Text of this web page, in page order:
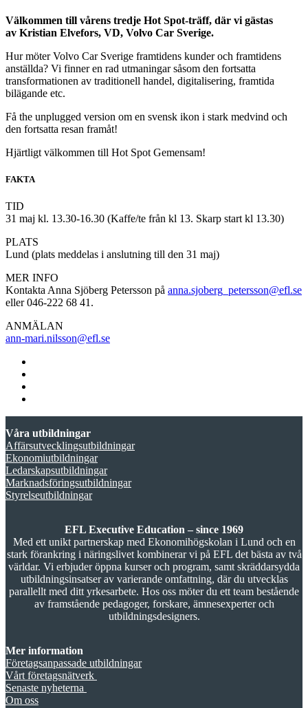
Välkommen till vårens tredje Hot Spot-träff, där vi gästas
av Kristian Elvefors, VD, Volvo Car Sverige.
Hur möter Volvo Car Sverige framtidens kunder och framtidens
anställda? Vi finner en rad utmaningar såsom den fortsatta
transformationen av traditionell handel, digitalisering, framtida
bilägande etc.
Få the unplugged version om en svensk ikon i stark medvind och
den fortsatta resan framåt!
Hjärtligt välkommen till Hot Spot Gemensam!
FAKTA
TID
31 maj kl. 13.30-16.30 (Kaffe/te från kl 13. Skarp start kl 13.30)
PLATS
Lund (plats meddelas i anslutning till den 31 maj)
MER INFO
Kontakta Anna Sjöberg Petersson på anna.sjoberg_petersson@efl.se
eller 046-222 68 41.
ANMÄLAN
ann-mari.nilsson@efl.se
Våra utbildningar
Affärsutvecklingsutbildningar
Ekonomiutbildningar
Ledarskapsutbildningar
Marknadsföringsutbildningar
Styrelseutbildningar
EFL Executive Education – since 1969
Med ett unikt partnerskap med Ekonomihögskolan i Lund och en
stark förankring i näringslivet kombinerar vi på EFL det bästa av två
världar. Vi erbjuder öppna kurser och program, samt skräddarsydda
utbildningsinsatser av varierande omfattning, där du utvecklas
parallellt med ditt yrkesarbete. Hos oss möter du ett team bestående
av framstående pedagoger, forskare, ämnesexperter och
utbildningsdesigners.
Mer information
Företagsanpassade utbildningar
Vårt företagsnätverk
Senaste nyheterna
Om oss